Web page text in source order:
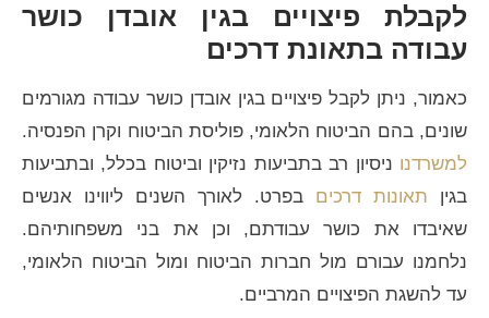
לקבלת פיצויים בגין אובדן כושר
עבודה בתאונת דרכים
כאמור, ניתן לקבל פיצויים בגין אובדן כושר עבודה מגורמים
שונים, בהם הביטוח הלאומי, פוליסת הביטוח וקרן הפנסיה.
למשרדנו ניסיון רב בתביעות נזיקין וביטוח בכלל, ובתביעות
בגין תאונות דרכים בפרט. לאורך השנים ליווינו אנשים
שאיבדו את כושר עבודתם, וכן את בני משפחותיהם.
נלחמנו עבורם מול חברות הביטוח ומול הביטוח הלאומי,
עד להשגת הפיצויים המרביים.